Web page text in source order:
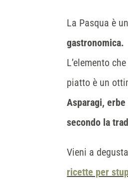
La Pasqua è
gastronomica.
L’elemento
piatto è un
Asparagi,
secondo la
Vieni a
ricette per